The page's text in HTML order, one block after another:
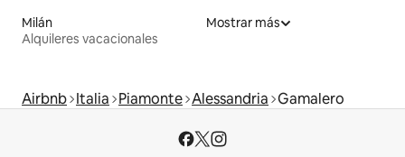
Milán
Alquileres vacacionales
Mostrar más
Airbnb Italia Piamonte Alessandria Gamalero